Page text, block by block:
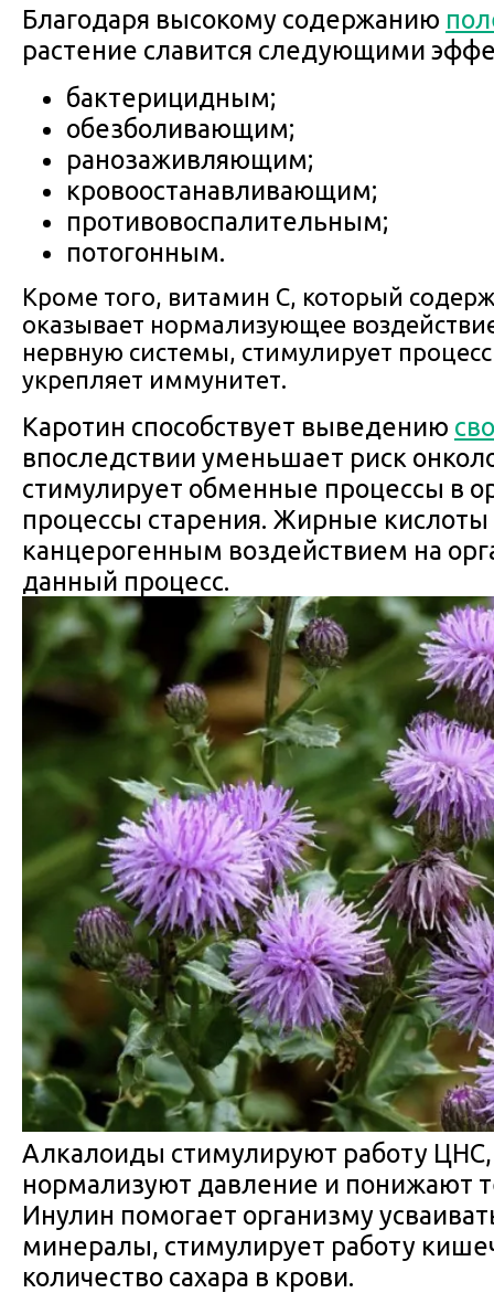
Благодаря высокому содержанию
растение славится следующими
бактерицидным;
обезболивающим;
ранозаживляющим;
кровоостанавливающим;
противовоспалительным;
потогонным.
Кроме того, витамин С, который
оказывает нормализующее
нервную системы, стимулирует
укрепляет иммунитет.
Каротин способствует выведению
впоследствии уменьшает риск
стимулирует обменные процессы в
процессы старения. Жирные кислоты
канцерогенным воздействием на
данный процесс.
Алкалоиды стимулируют работу
нормализуют давление и понижают
Инулин помогает организму
минералы, стимулирует работу
количество сахара в крови.